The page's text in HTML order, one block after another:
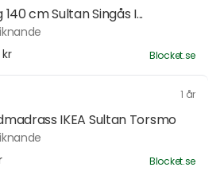
140 cm Sultan Singås I...
kr
Blocket.se
1 år
IKEA Sultan Torsmo
Blocket.se